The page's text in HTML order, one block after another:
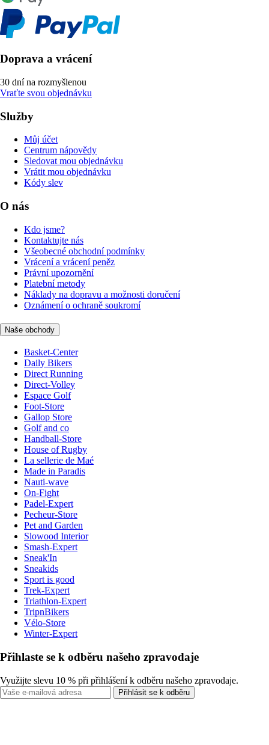
Doprava a vrácení
30 dní na rozmyšlenou
Vraťte svou objednávku
Služby
Můj účet
Centrum nápovědy
Sledovat mou objednávku
Vrátit mou objednávku
Kódy slev
O nás
Kdo jsme?
Kontaktujte nás
Všeobecné obchodní podmínky
Vrácení a vrácení peněz
Právní upozornění
Platební metody
Náklady na dopravu a možnosti doručení
Oznámení o ochraně soukromí
Naše obchody
Basket-Center
Daily Bikers
Direct Running
Direct-Volley
Espace Golf
Foot-Store
Gallop Store
Golf and co
Handball-Store
House of Rugby
La sellerie de Maé
Made in Paradis
Nauti-wave
On-Fight
Padel-Expert
Pecheur-Store
Pet and Garden
Slowood Interior
Smash-Expert
Sneak'In
Sneakids
Sport is good
Trek-Expert
Triathlon-Expert
TripnBikers
Vélo-Store
Winter-Expert
Přihlaste se k odběru našeho zpravodaje
Využijte slevu 10 % při přihlášení k odběru našeho zpravodaje.
Přihlásit se k odběru